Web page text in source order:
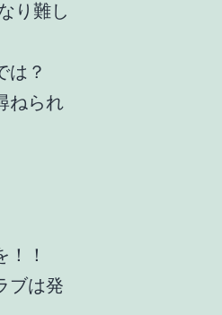
り難し
は？
ねられ
！
ブは発